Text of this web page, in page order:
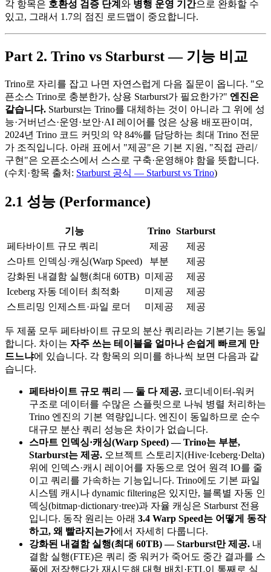
각 항목은 호환성 검증 단계 와 병행 운영 기간으로 완화할 수
있고, 그래서 1.7의 점진 로드맵이 중요합니다.
Part 2. Trino vs Starburst — 기능 비교
Trino로 자리를 잡고 나면 자연스럽게 다음 질문이 옵니다. "오
픈소스 Trino로 충분한가, 상용 Starburst가 필요한가?" 엔진은
같습니다. Starburst는 Trino를 대체하는 것이 아니라 그 위에 성
능·거버넌스·운영·보안·AI 레이어를 얹은 상용 배포판이며,
2024년 Trino 코드 커밋의 약 84%를 담당하는 최대 Trino 전문
가 조직입니다. 아래 표에서 "제공"은 기본 지원, "직접 관리/
구현"은 오픈소스에서 스스로 구축·운영해야 함을 뜻합니다.
(수치·항목 출처: Starburst 공식 — Starburst vs Trino)
2.1 성능 (Performance)
기능 Trino Starburst
페타바이트 규모 쿼리
제공
제공
스마트 인덱싱·캐싱(Warp Speed)
부분
제공
강화된 내결함 실행(최대 60TB) 미제공
제공
Iceberg 자동 데이터 최적화
미제공
제공
스트리밍 인제스트·파일 로더
미제공 제공
두 제품 모두 페타바이트 규모의 분산 쿼리라는 기본기는 동일
합니다. 차이는 자주 쓰는 테이블을 얼마나 손쉽게 빠르게 만
드느냐에 있습니다. 각 항목의 의미를 하나씩 보면 다음과 같
습니다.
페타바이트 규모 쿼리 — 둘 다 제공. 코디네이터-워커
구조로 데이터를 수많은 스플릿으로 나눠 병렬 처리하는
Trino 엔진의 기본 역량입니다. 엔진이 동일하므로 순수
대규모 분산 쿼리 성능은 차이가 없습니다.
스마트 인덱싱·캐싱(Warp Speed) — Trino는 부분,
Starburst는 제공. 오브젝트 스토리지(Hive·Iceberg·Delta)
위에 인덱스·캐시 레이어를 자동으로 얹어 원격 IO를 줄
이고 쿼리를 가속하는 기능입니다. Trino에도 기본 파일
시스템 캐시나 dynamic filtering은 있지만, 블록별 자동 인
덱싱(bitmap·dictionary·tree)과 자율 캐싱은 Starburst 전용
입니다. 동작 원리는 아래 3.4 Warp Speed는 어떻게 동작
하고, 왜 빨라지는가에서 자세히 다룹니다.
강화된 내결함 실행(최대 60TB) — Starburst만 제공. 내
결함 실행(FTE)은 쿼리 중 워커가 죽어도 중간 결과를 스
풀에 저장했다가 재시도해 대형 배치·ETL이 통째로 실